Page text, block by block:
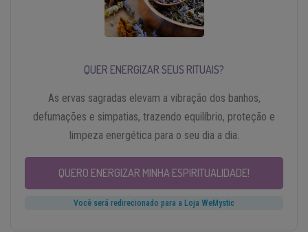
QUER ENERGIZAR SEUS RITUAIS?
As ervas sagradas elevam a vibração dos banhos,
defumações e simpatias, trazendo equilíbrio, proteção e
limpeza energética para o seu dia a dia.
QUERO ENERGIZAR MINHA ESPIRITUALIDADE!
Você será redirecionado para a Loja WeMystic